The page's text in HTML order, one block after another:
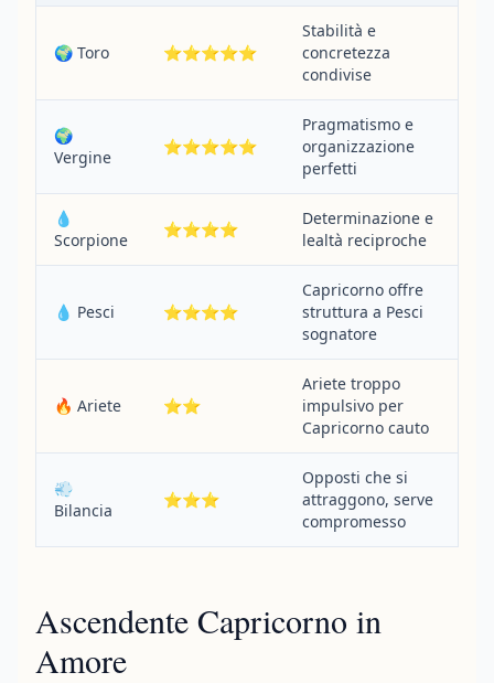
🌍 Toro ⭐⭐⭐⭐⭐
Stabilità e
concretezza
condivise
🌍
Vergine
⭐⭐⭐⭐⭐
Pragmatismo e
organizzazione
perfetti
💧
Scorpione
⭐⭐⭐⭐
Determinazione e
lealtà reciproche
💧 Pesci ⭐⭐⭐⭐
Capricorno offre
struttura a Pesci
sognatore
🔥 Ariete ⭐⭐
Ariete troppo
impulsivo per
Capricorno cauto
💨
Bilancia
⭐⭐⭐
Opposti che si
attraggono, serve
compromesso
Ascendente Capricorno in
Amore